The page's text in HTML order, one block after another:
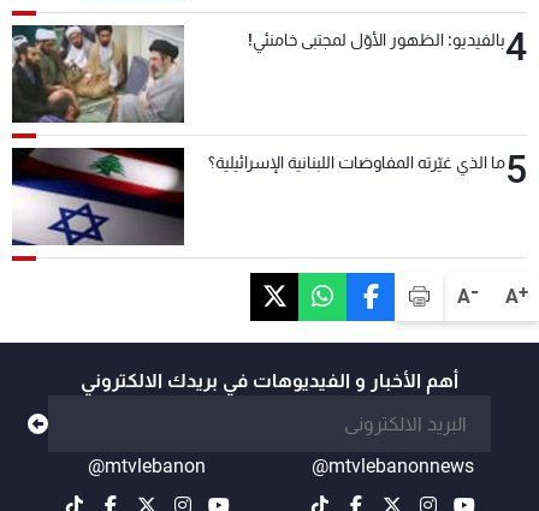
A+
A-
4بالفيديو: الظهور الأوّل لمجتبى خامنئي!
5ما الذي غيّرته المفاوضات اللبنانية الإسرائيلية؟
أهم الأخبار و الفيديوهات في بريدك الالكتروني
@mtvlebanonnews
@mtvlebanon